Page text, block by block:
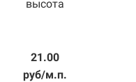
высота
21.00
руб/м.п.